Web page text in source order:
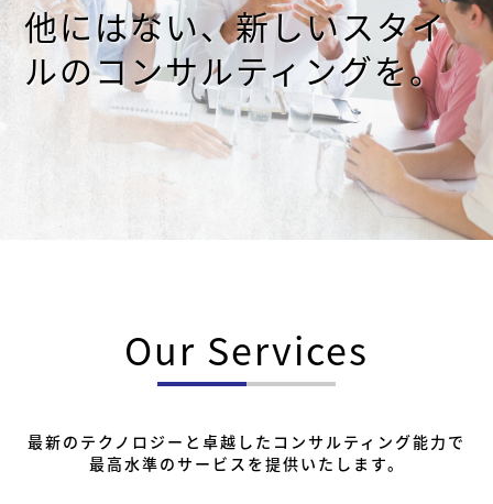
他にはない、新しいスタイ
ルのコンサルティングを。
Our Services
最新のテクノロジーと卓越したコンサルティング能力で
最高水準のサービスを提供いたします。